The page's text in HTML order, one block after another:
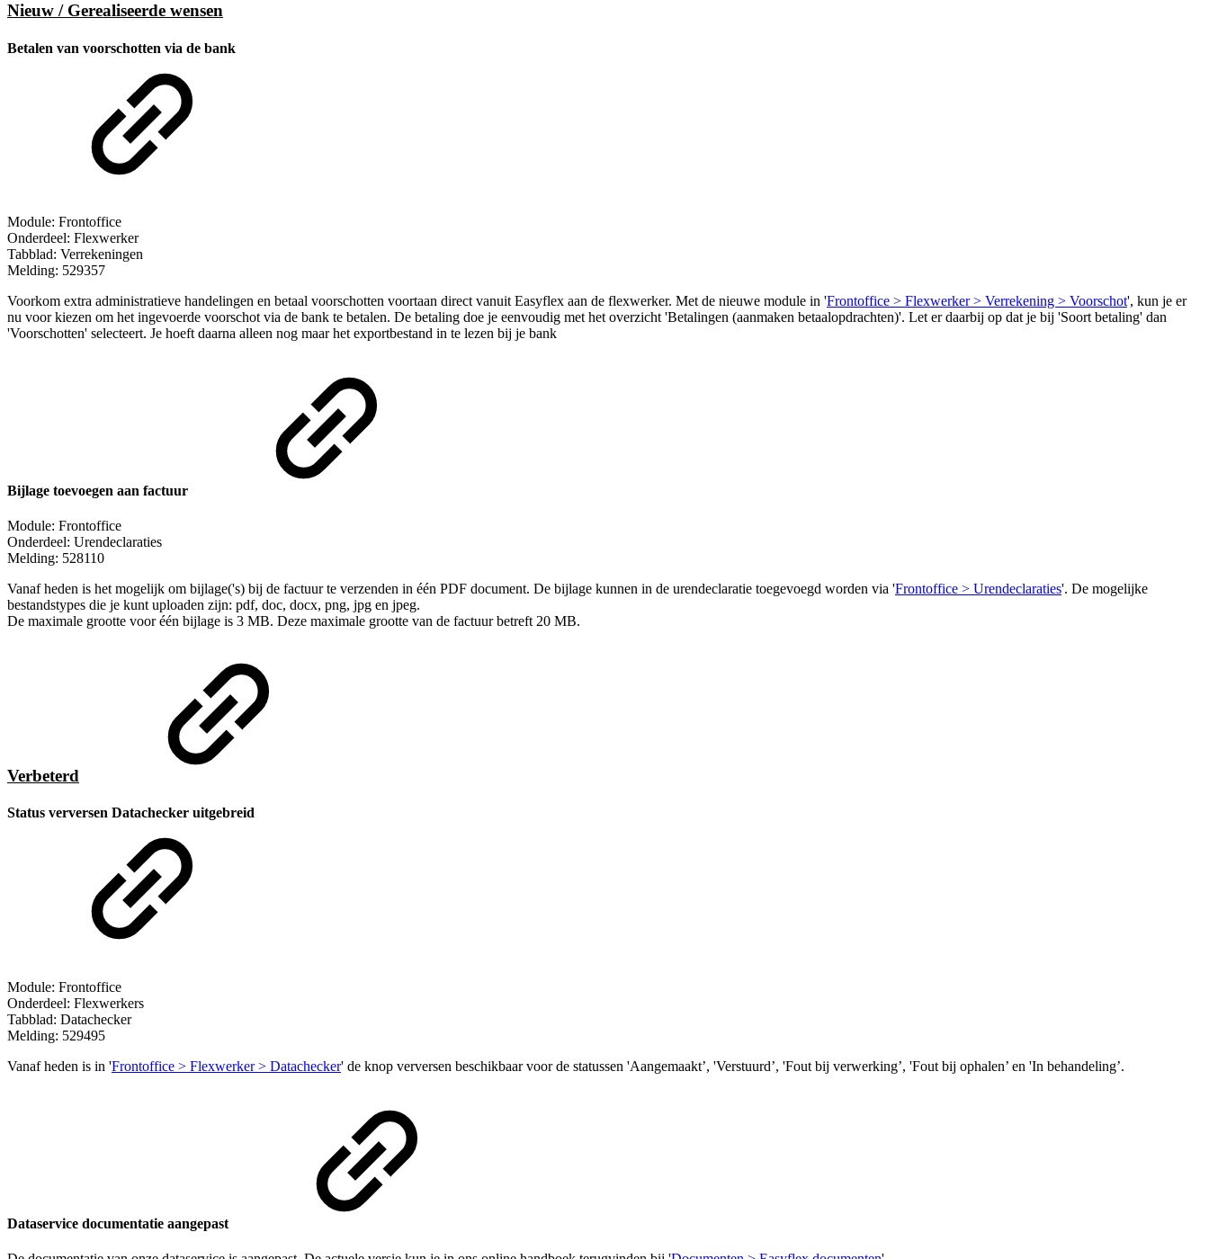
Nieuw / Gerealiseerde wensen
Betalen van voorschotten via de bank
Module: Frontoffice
Onderdeel: Flexwerker
Tabblad: Verrekeningen
Melding: 529357
Voorkom extra administratieve handelingen en betaal voorschotten voortaan direct vanuit Easyflex aan de flexwerker. Met de nieuwe module in 'Frontoffice > Flexwerker > Verrekening > Voorschot', kun je er
nu voor kiezen om het ingevoerde voorschot via de bank te betalen. De betaling doe je eenvoudig met het overzicht 'Betalingen (aanmaken betaalopdrachten)'. Let er daarbij op dat je bij 'Soort betaling' dan
'Voorschotten' selecteert. Je hoeft daarna alleen nog maar het exportbestand in te lezen bij je bank
Bijlage toevoegen aan factuur
Module: Frontoffice
Onderdeel: Urendeclaraties
Melding: 528110
Vanaf heden is het mogelijk om bijlage('s) bij de factuur te verzenden in één PDF document. De bijlage kunnen in de urendeclaratie toegevoegd worden via 'Frontoffice > Urendeclaraties'. De mogelijke
bestandstypes die je kunt uploaden zijn: pdf, doc, docx, png, jpg en jpeg.
De maximale grootte voor één bijlage is 3 MB. Deze maximale grootte van de factuur betreft 20 MB.
Verbeterd
Status verversen Datachecker uitgebreid
Module: Frontoffice
Onderdeel: Flexwerkers
Tabblad: Datachecker
Melding: 529495
Vanaf heden is in 'Frontoffice > Flexwerker > Datachecker' de knop verversen beschikbaar voor de statussen 'Aangemaakt’, 'Verstuurd’, 'Fout bij verwerking’, 'Fout bij ophalen’ en 'In behandeling’.
Dataservice documentatie aangepast